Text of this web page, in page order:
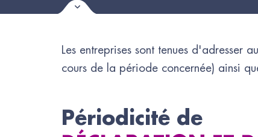
Les entreprises sont tenues d'adresser
cours de la période concernée) ainsi
Périodicité de